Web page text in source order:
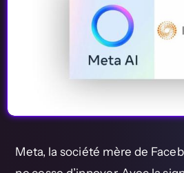
Conseils & Tutos
Meta, la société mère de